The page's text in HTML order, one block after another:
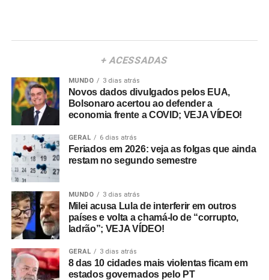
+ ACESSADAS
MUNDO 3 dias atrás
Novos dados divulgados pelos EUA,
Bolsonaro acertou ao defender a
economia frente a COVID; VEJA VÍDEO!
GERAL 6 dias atrás
Feriados em 2026: veja as folgas que ainda
restam no segundo semestre
MUNDO 3 dias atrás
Milei acusa Lula de interferir em outros
países e volta a chamá-lo de “corrupto,
ladrão”; VEJA VÍDEO!
GERAL 3 dias atrás
8 das 10 cidades mais violentas ficam em
estados governados pelo PT